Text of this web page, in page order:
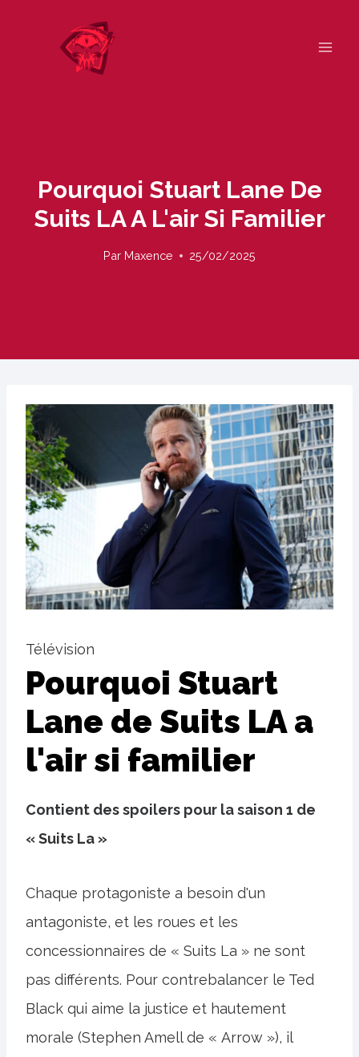
Pourquoi Stuart Lane De
Suits LA A L'air Si Familier
Par Maxence 25/02/2025
Télévision
Pourquoi Stuart
Lane de Suits LA a
l'air si familier
Contient des spoilers pour la saison 1 de
« Suits La »
Chaque protagoniste a besoin d'un
antagoniste, et les roues et les
concessionnaires de « Suits La » ne sont
pas différents. Pour contrebalancer le Ted
Black qui aime la justice et hautement
morale (Stephen Amell de « Arrow »), il